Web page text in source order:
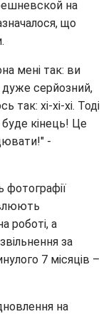
на
що
мені так: ви
дуже серйозний,
хі-хі-хі. Тоді
буде кінець! Це
-
роботі, а
за
7 місяців –
на